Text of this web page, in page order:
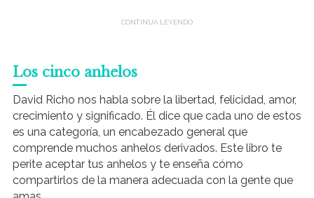
Los cinco anhelos
David Richo nos habla sobre la libertad, felicidad, amor,
crecimiento y significado. Él dice que cada uno de estos
es una categoría, un encabezado general que
comprende muchos anhelos derivados. Este libro te
perite aceptar tus anhelos y te enseña cómo
compartirlos de la manera adecuada con la gente que